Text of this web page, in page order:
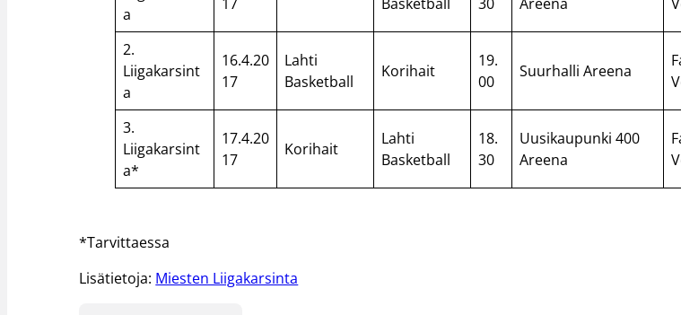
a
2.
Liigakarsint
a
16.4.20
17
Lahti
Basketball
Korihait
19.
00
Suurhalli Areena
3.
Liigakarsint
a*
17.4.20
17
Korihait
Lahti
Basketball
18.
30
Uusikaupunki 400
Areena
*Tarvittaessa
Lisätietoja: Miesten Liigakarsinta